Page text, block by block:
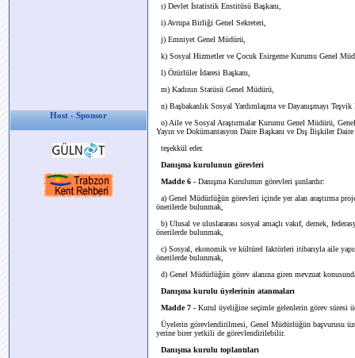
Host - Sponsor
ı) Devlet İstatistik Enstitüsü Başkanı,
i) Avrupa Birliği Genel Sekreteri,
j) Emniyet Genel Müdürü,
k) Sosyal Hizmetler ve Çocuk Esirgeme Kurumu Genel
l) Özürlüler İdaresi Başkanı,
m) Kadının Statüsü Genel Müdürü,
n) Başbakanlık Sosyal Yardımlaşma ve Dayanışmayı
o) Aile ve Sosyal Araştırmalar Kurumu Genel Müdürü,
Yayın ve Dokümantasyon Daire Başkanı ve Dış İlişkiler Daire
teşekkül eder.
Danışma kurulunun görevleri
Madde 6 - Danışma Kurulunun görevleri şunlardır:
a) Genel Müdürlüğün görevleri içinde yer alan araştırma
önerilerde bulunmak,
b) Ulusal ve uluslararası sosyal amaçlı vakıf, dernek,
önerilerde bulunmak,
c) Sosyal, ekonomik ve kültürel faktörleri itibarıyla aile
önerilerde bulunmak,
d) Genel Müdürlüğün görev alanına giren mevzuat
Danışma kurulu üyelerinin atanmaları
Madde 7 - Kurul üyeliğine seçimle gelenlerin görev süresi
Üyelerin görevlendirilmesi, Genel Müdürlüğün başvurusu
yerine birer yetkili de görevlendirilebilir.
Danışma kurulu toplantıları